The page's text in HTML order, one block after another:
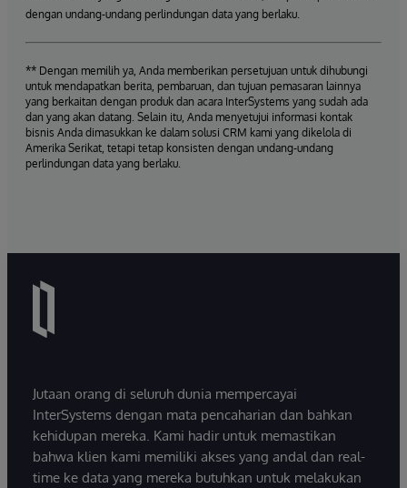
dengan undang-undang perlindungan data yang berlaku.
** Dengan memilih ya, Anda memberikan persetujuan untuk dihubungi
untuk mendapatkan berita, pembaruan, dan tujuan pemasaran lainnya
yang berkaitan dengan produk dan acara InterSystems yang sudah ada
dan yang akan datang. Selain itu, Anda menyetujui informasi kontak
bisnis Anda dimasukkan ke dalam solusi CRM kami yang dikelola di
Amerika Serikat, tetapi tetap konsisten dengan undang-undang
perlindungan data yang berlaku.
Jutaan orang di seluruh dunia mempercayai
InterSystems dengan mata pencaharian dan bahkan
kehidupan mereka. Kami hadir untuk memastikan
bahwa klien kami memiliki akses yang andal dan real-
time ke data yang mereka butuhkan untuk melakukan